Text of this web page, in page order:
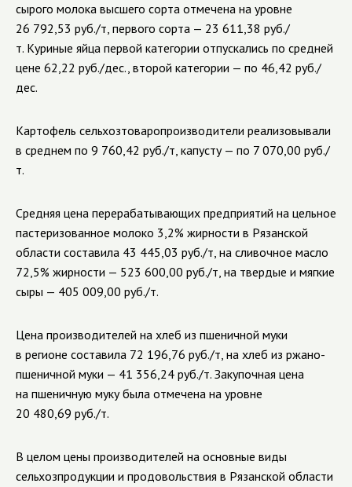
сырого молока высшего сорта отмечена на уровне
26 792,53 руб./т, первого сорта — 23 611,38 руб./
т. Куриные яйца первой категории отпускались по средней
цене 62,22 руб./дес., второй категории — по 46,42 руб./
дес.
Картофель сельхозтоваропроизводители реализовывали
в среднем по 9 760,42 руб./т, капусту — по 7 070,00 руб./
т.
Средняя цена перерабатывающих предприятий на цельное
пастеризованное молоко 3,2% жирности в Рязанской
области составила 43 445,03 руб./т, на сливочное масло
72,5% жирности — 523 600,00 руб./т, на твердые и мягкие
сыры — 405 009,00 руб./т.
Цена производителей на хлеб из пшеничной муки
в регионе составила 72 196,76 руб./т, на хлеб из ржано-
пшеничной муки — 41 356,24 руб./т. Закупочная цена
на пшеничную муку была отмечена на уровне
20 480,69 руб./т.
В целом цены производителей на основные виды
сельхозпродукции и продовольствия в Рязанской области